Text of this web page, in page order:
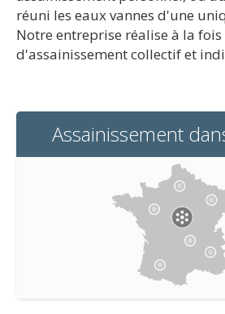
réuni les eaux vannes d'une
Notre entreprise réalise à la fois
d'assainissement collectif et
Assainissement